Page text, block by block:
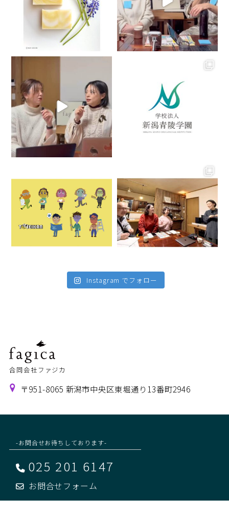
Instagram でフォロー
合同会社ファジカ
〒951-8065 新潟市中央区東堀通り13番町2946
-お問合せお待ちしております-
025 201 6147
お問合せフォーム